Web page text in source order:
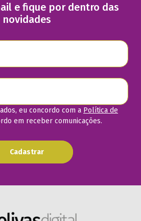
e fique por dentro das
novidades
eu concordo com a Política de
em receber comunicações.
Cadastrar